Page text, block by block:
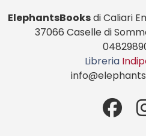
ElephantsBooksdi Caliari
37066 Caselle di
Libreria